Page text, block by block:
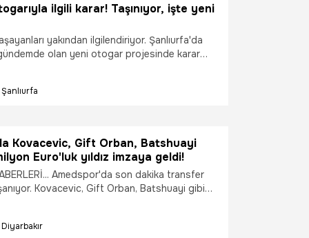
ilgili karar! Taşınıyor, işte yeni
yakından ilgilendiriyor. Şanlıurfa'da
olan yeni otogar projesinde karar
Şanlıurfa
Kovacevic, Gift Orban, Batshuayi
Euro'luk yıldız imzaya geldi!
Amedspor'da son dakika transfer
Batshuayi gibi
Transfer döneminin en hareketli takımlarından
Diyarbakır